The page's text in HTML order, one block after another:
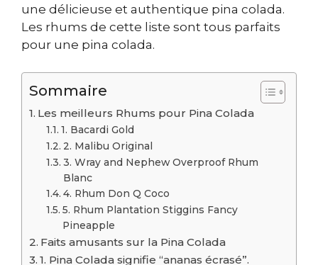
une délicieuse et authentique pina colada.
Les rhums de cette liste sont tous parfaits
pour une pina colada.
Sommaire
Les meilleurs Rhums pour Pina Colada
1. Bacardi Gold
2. Malibu Original
3. Wray and Nephew Overproof Rhum
Blanc
4. Rhum Don Q Coco
5. Rhum Plantation Stiggins Fancy
Pineapple
Faits amusants sur la Pina Colada
1. Pina Colada signifie “ananas écrasé”.